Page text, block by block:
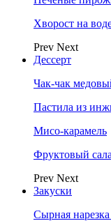
Хворост на
Prev Next
Дессерт
Чак-чак
Пастила из
Мисо-карамель
Фруктовый
Prev Next
Закуски
Сырная